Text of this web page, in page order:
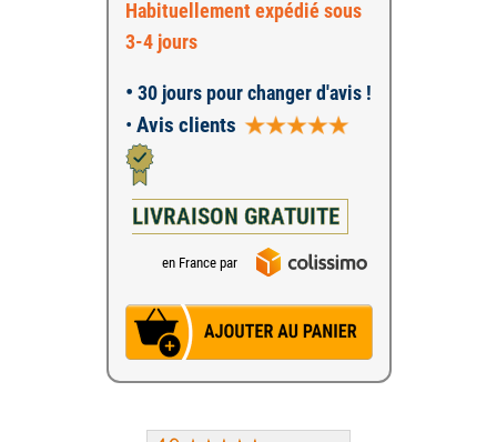
Habituellement expédié sous
3-4 jours
• 30 jours pour changer d'avis !
• Avis clients
LIVRAISON GRATUITE
en France par